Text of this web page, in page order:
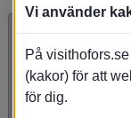
Inloggning
Användarnamn:
Lösenord:
Vi använder
På
(kakor) för att
för dig.